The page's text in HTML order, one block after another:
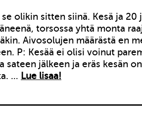
se olikin sitten siinä. Kesä ja 20
torsossa yhtä monta
Aivosolujen määrästä en
P: Kesää ei olisi voinut
sateen jälkeen ja eräs kesän
… Lue lisaa!